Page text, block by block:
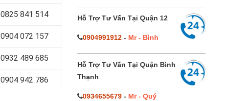
0825 841 514
0904 072 157
0932 489 685
0904 942 786
Hỗ Trợ Tư Vấn Tại Quận 12
0904991912- Mr - Bình
Hỗ Trợ Tư Vấn Tại Quận Bình
Thạnh
0934655679- Mr - Quý